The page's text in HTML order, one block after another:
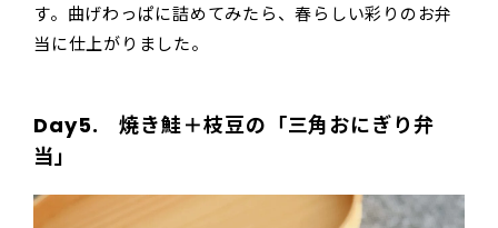
す。曲げわっぱに詰めてみたら、春らしい彩りのお弁
当に仕上がりました。
Day5. 焼き鮭＋枝豆の「三角おにぎり弁
当」